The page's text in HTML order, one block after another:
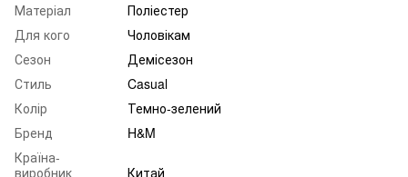
Матеріал
Поліестер
Для кого
Чоловікам
Сезон
Демісезон
Стиль
Casual
Колір
Темно-зелений
Бренд
H&M
Країна-
виробник
Китай